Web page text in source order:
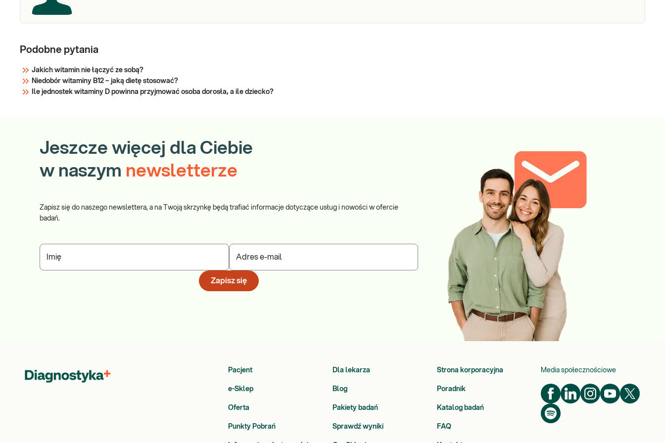
Podobne pytania
Jakich witamin nie łączyć ze sobą?
Niedobór witaminy B12 – jaką dietę stosować?
Ile jednostek witaminy D powinna przyjmować osoba dorosła, a ile dziecko?
Jeszcze więcej dla Ciebie
w naszym newsletterze
Zapisz się do naszego newslettera, a na Twoją skrzynkę będą trafiać informacje dotyczące usług i nowości w ofercie
badań.
Imię Adres e-mail
Zapisz się
Pacjent Dla lekarza Strona korporacyjna
e-Sklep Blog Poradnik
Oferta Pakiety badań Katalog badań
Punkty Pobrań Sprawdź wyniki FAQ
Media społecznościowe